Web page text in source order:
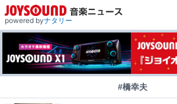
powered byナタリー
#橋幸夫